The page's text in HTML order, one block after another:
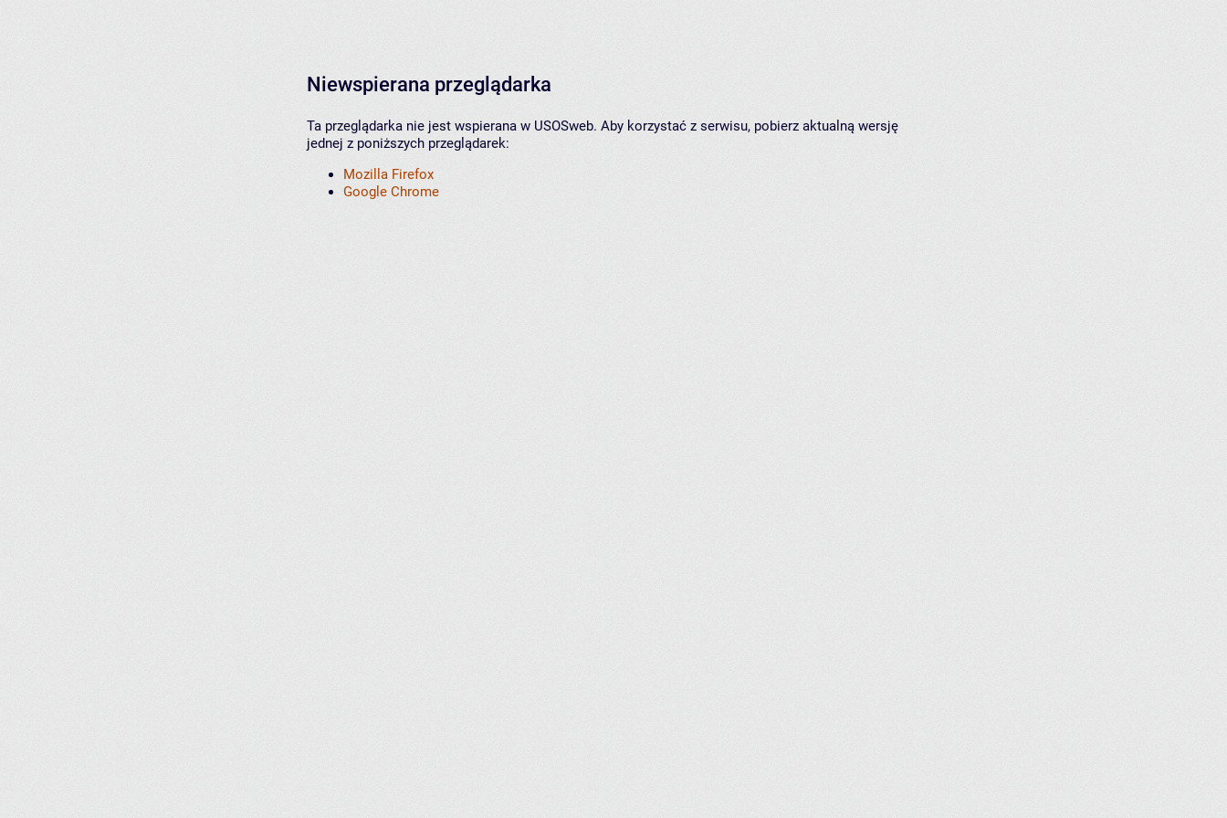
Niewspierana przeglądarka
Ta przeglądarka nie jest wspierana w USOSweb. Aby korzystać z serwisu, pobierz aktualną wersję
jednej z poniższych przeglądarek:
Mozilla Firefox
Google Chrome